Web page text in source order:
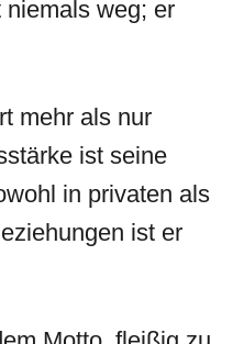
weg; er
mehr als nur
ist seine
in privaten als
ist er